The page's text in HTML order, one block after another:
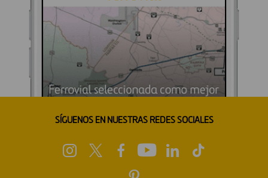
SÍGUENOS EN NUESTRAS REDES SOCIALES